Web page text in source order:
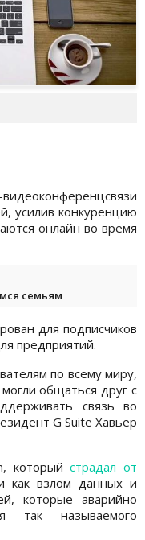
усилив конкуренцию
онлайн во время
семьям
для подписчиков
предприятий.
по всему миру,
общаться друг с
связь во
G Suite Хавьер
которыйстрадал от
как взлом данных и
которые аварийно
так называемого